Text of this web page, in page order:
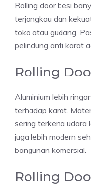
Rolling door besi
terjangkau dan
toko atau gudang.
pelindung anti karat
Rolling
Aluminium lebih
terhadap karat.
sering terkena udara
juga lebih modern
bangunan komersial.
Rolling